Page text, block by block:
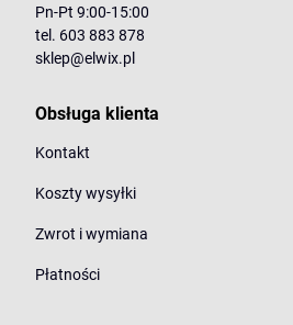
Pn-Pt 9:00-15:00
tel. 603 883 878
sklep@elwix.pl
Obsługa klienta
Kontakt
Koszty wysyłki
Zwrot i wymiana
Płatności